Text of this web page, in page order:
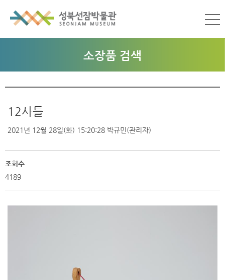
소장품 검색
12사틀
2021년 12월 28일(화) 15:20:28 박규민(관리자)
조회수
4189